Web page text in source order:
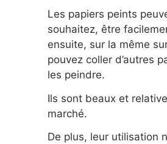
Les papiers peints
souhaitez, être
ensuite, sur la même
pouvez coller d’autres
les peindre.
Ils sont beaux et
marché.
De plus, leur utilisation